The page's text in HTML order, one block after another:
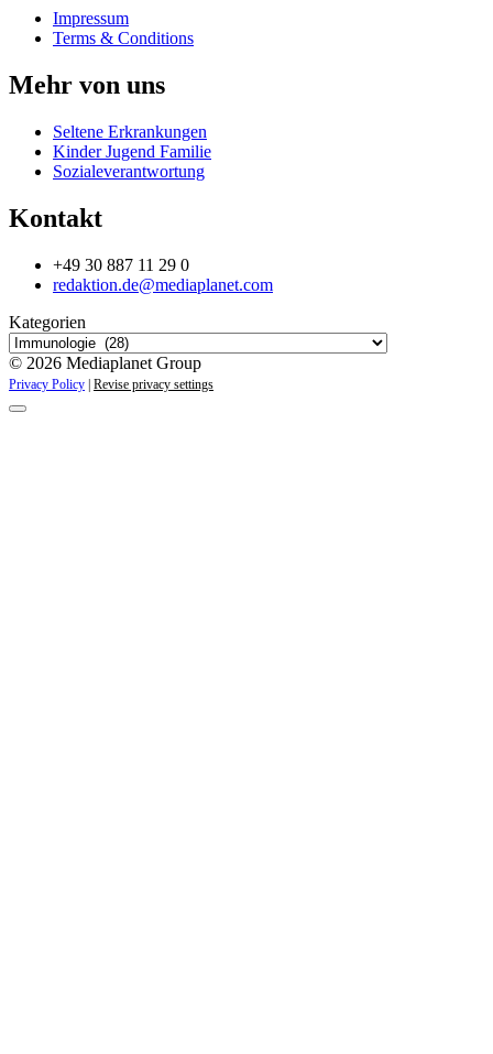
Impressum
Terms & Conditions
Mehr von uns
Seltene Erkrankungen
Kinder Jugend Familie
Sozialeverantwortung
Kontakt
+49 30 887 11 29 0
redaktion.de@mediaplanet.com
Kategorien
© 2026 Mediaplanet Group
Privacy Policy | Revise privacy settings